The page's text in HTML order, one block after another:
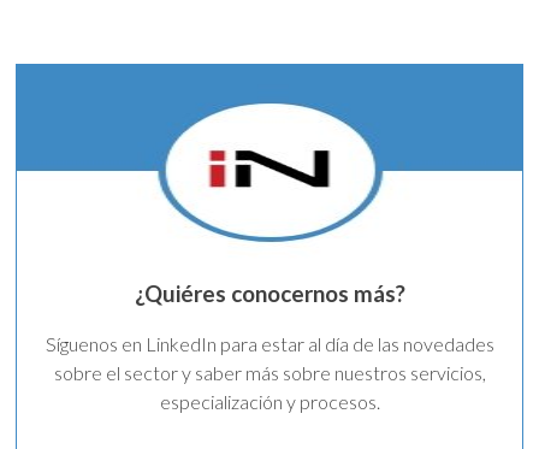
¿Quiéres conocernos más?
Síguenos en LinkedIn para estar al día de las novedades
sobre el sector y saber más sobre nuestros servicios,
especialización y procesos.